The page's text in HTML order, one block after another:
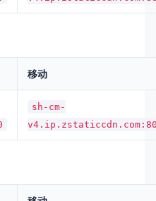
移动
sh-cm-